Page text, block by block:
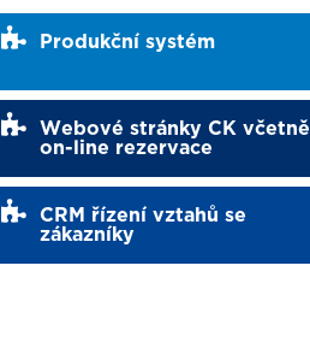
Produkční systém
Webové stránky CK včetně
on-line rezervace
CRM řízení vztahů se
zákazníky